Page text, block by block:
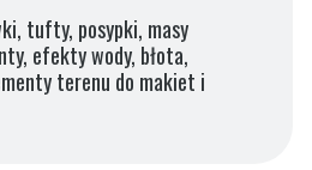
tufty, posypki, masy
efekty wody, błota,
terenu do makiet i